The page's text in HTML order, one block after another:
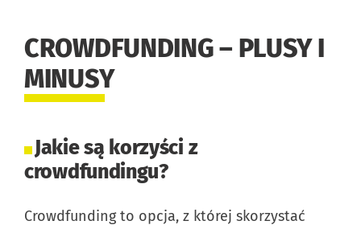
CROWDFUNDING – PLUSY I
MINUSY
Jakie są korzyści z
crowdfundingu?
Crowdfunding to opcja, z której skorzystać